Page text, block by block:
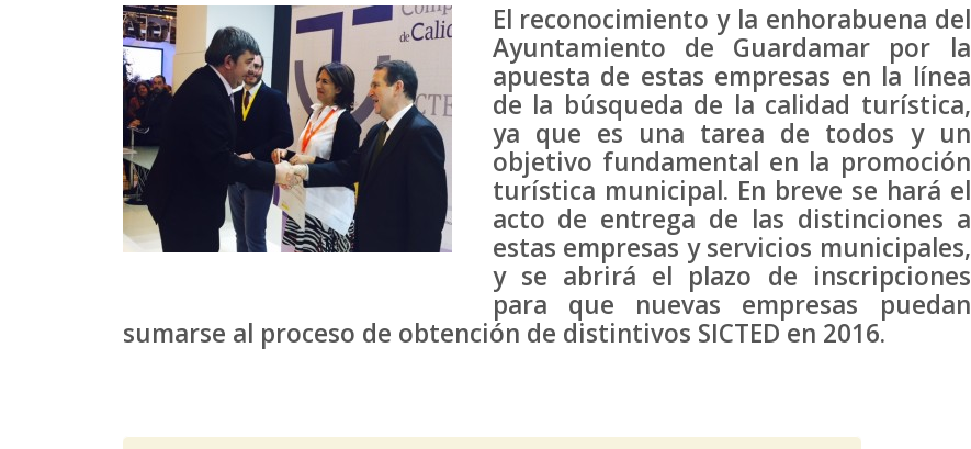
El reconocimiento y la enhorabuena del
Ayuntamiento de Guardamar por la
apuesta de estas empresas en la línea
de la búsqueda de la calidad turística,
ya que es una tarea de todos y un
objetivo fundamental en la promoción
turística municipal. En breve se hará el
acto de entrega de las distinciones a
estas empresas y servicios municipales,
y se abrirá el plazo de inscripciones
para que nuevas empresas puedan
sumarse al proceso de obtención de distintivos SICTED en 2016.